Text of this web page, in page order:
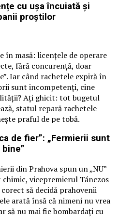
cu ușa încuiată și
proștilor
în masă: licențele de operare
fără concurență, doar
Iar când rachetele expiră în
sunt incompetenți, cine
Ați ghicit: tot bugetul
statul repară rachetele
praful de pe tobă.
de fier”: „Fermierii sunt
din Prahova spun un „NU”
vicepremierul Tánczos
să decidă prahovenii
arată însă că nimeni nu vrea
să nu mai fie bombardați cu